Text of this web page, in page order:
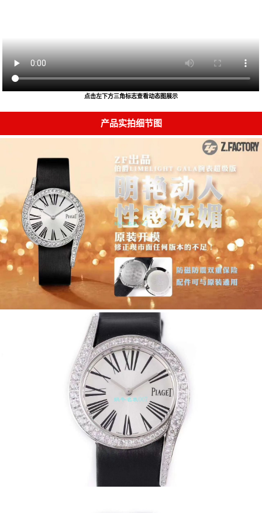
点击左下方三角标志查看动态图展示
产品实拍细节图